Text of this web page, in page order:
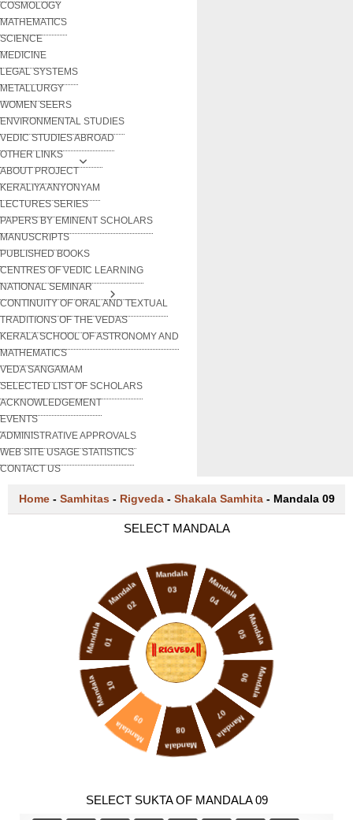
COSMOLOGY
MATHEMATICS
SCIENCE
MEDICINE
LEGAL SYSTEMS
METALLURGY
WOMEN SEERS
ENVIRONMENTAL STUDIES
VEDIC STUDIES ABROAD
OTHER LINKS
ABOUT PROJECT
KERALIYA ANYONYAM
LECTURES SERIES
PAPERS BY EMINENT SCHOLARS
MANUSCRIPTS
PUBLISHED BOOKS
CENTRES OF VEDIC LEARNING
NATIONAL SEMINAR
CONTINUITY OF ORAL AND TEXTUAL
TRADITIONS OF THE VEDAS
KERALA SCHOOL OF ASTRONOMY AND
MATHEMATICS
VEDA SANGAMAM
SELECTED LIST OF SCHOLARS
ACKNOWLEDGEMENT
EVENTS
ADMINISTRATIVE APPROVALS
WEB SITE USAGE STATISTICS
CONTACT US
Home - Samhitas - Rigveda - Shakala Samhita - Mandala 09
SELECT MANDALA
Mandala 01
Mandala
02
Mandala
03 Mandala
04
Mandala
05
Mandala
06
Mandala
07
Mandala
08
Mandala
09
Mandala 10
SELECT SUKTA OF MANDALA 09